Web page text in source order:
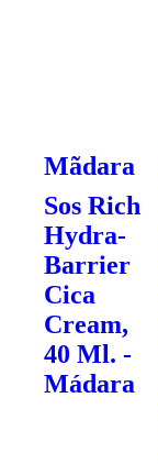
Mãdara
Sos Rich
Hydra-
Barrier
Cica
Cream,
40 Ml. -
Mádara